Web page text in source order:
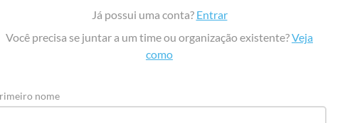
Já possui uma conta? Entrar
Você precisa se juntar a um time ou organização existente?Veja
como
nome